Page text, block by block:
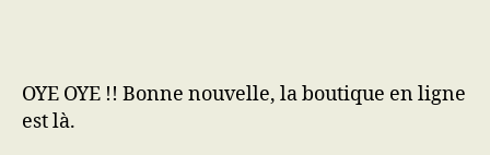
shingui
OYE OYE !! Bonne nouvelle, la boutique en ligne
est là.